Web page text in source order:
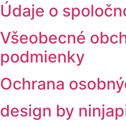
Údaje o
Všeobecné
podmienky
Ochrana
design by